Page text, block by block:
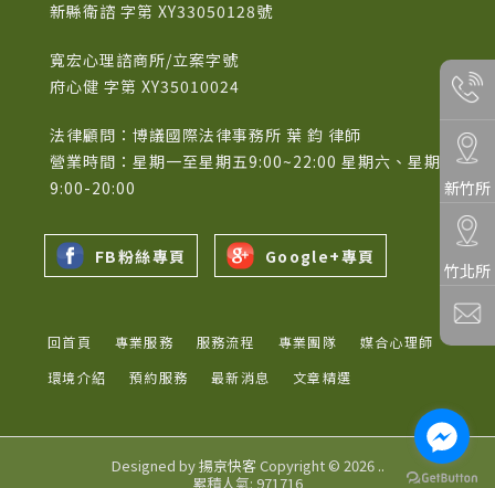
新縣衛諮 字第 XY33050128號
寬宏心理諮商所/立案字號
府心健 字第 XY35010024
法律顧問：博議國際法律事務所 葉 鈞 律師
營業時間：星期一至星期五9:00~22:00 星期六、星期日
9:00-20:00
FB粉絲專頁 Google+專頁
回首頁 專業服務 服務流程 專業團隊
媒合心理師
環境介紹
預約服務 最新消息 文章精選
新竹所
竹北所
Designed by揚京快客Copyright © 2026 ..
累積人氣: 971716